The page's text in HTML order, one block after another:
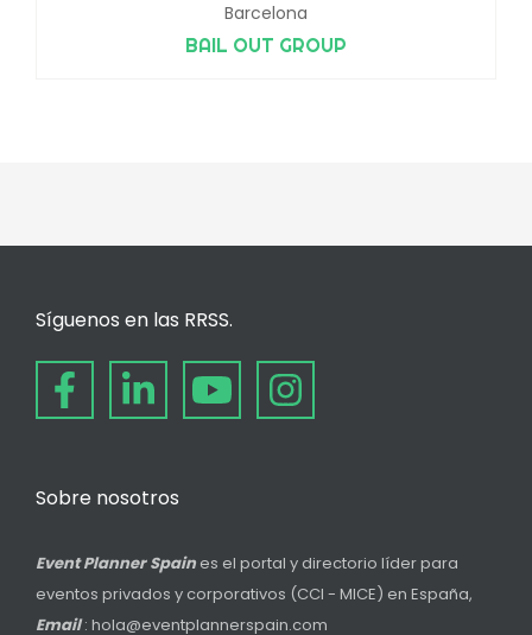
Barcelona
BAIL OUT GROUP
Síguenos en las RRSS.
Sobre nosotros
Event Planner Spain es el portal y directorio líder para
eventos privados y corporativos (CCI - MICE) en España,
Email: hola@eventplannerspain.com